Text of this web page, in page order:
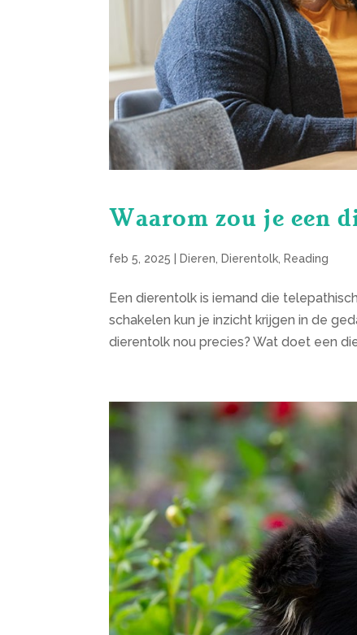
Waarom zou je een
feb 5, 2025 Dieren Dierentolk Reading
Een dierentolk is iemand die
schakelen kun je inzicht krijgen in de
dierentolk nou precies? Wat doet een